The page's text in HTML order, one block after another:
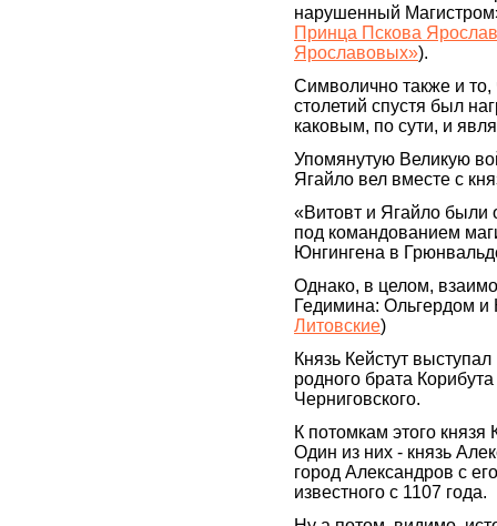
нарушенный
Принца Пскова
Ярославовых»).
Символично также и то,
столетий спустя был
каковым, по сути, и
Упомянутую Великую
Ягайло вел вместе с
«Витовт и Ягайло были
под командованием
Юнгингена в
Однако, в целом,
Гедимина: Ольгердом
Литовские)
Князь Кейстут
родного брата
Черниговского.
К потомкам этого
Один из них - князь
город Александров с
известного с 1107 года.